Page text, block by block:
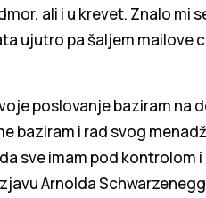
ali i u krevet. Znalo mi
ujutro pa šaljem mailove
poslovanje baziram na
baziram i rad svog
sve imam pod kontrolom
Arnolda